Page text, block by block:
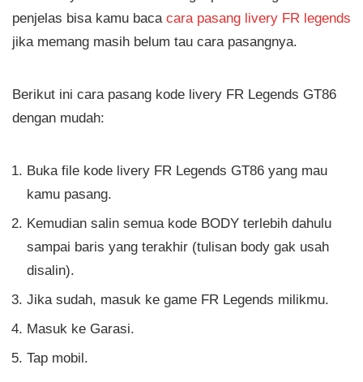
penjelas bisa kamu baca cara pasang livery FR legends
jika memang masih belum tau cara pasangnya.
Berikut ini cara pasang kode livery FR Legends GT86
dengan mudah:
Buka file kode livery FR Legends GT86 yang mau
kamu pasang.
Kemudian salin semua kode BODY terlebih dahulu
sampai baris yang terakhir (tulisan body gak usah
disalin).
Jika sudah, masuk ke game FR Legends milikmu.
Masuk ke Garasi.
Tap mobil.